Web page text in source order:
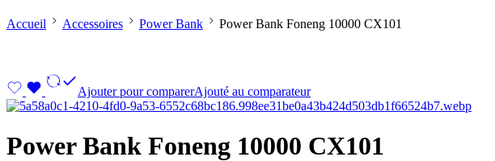
Accueil Accessoires Power Bank Power Bank Foneng 10000 CX101
Ajouter pour comparerAjouté au comparateur
Power Bank Foneng 10000 CX101